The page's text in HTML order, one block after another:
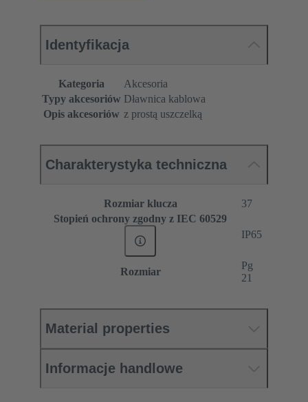
Identyfikacja
Kategoria
Akcesoria
Typy akcesoriów Dławnica kablowa
Opis akcesoriów z prostą uszczelką
Charakterystyka techniczna
Rozmiar klucza
37
Stopień ochrony zgodny z IEC 60529
IP65
Rozmiar
Pg
21
Material properties
Informacje handlowe